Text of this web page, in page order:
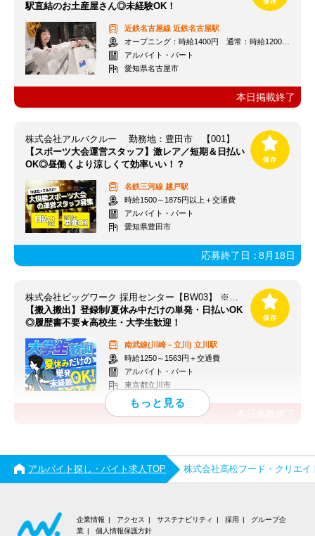
駅直結のお土産屋さん◎未経験OK！
近鉄名古屋線 近鉄名古屋駅
オープニング：時給1400円 通常：時給1200円～＋交通費全額支給
アルバイト・パート
愛知県名古屋市
本日掲載終了
株式会社アルバクルー 勤務地：豊田市 【001】
【スポーツ大会運営スタッフ】激レア／短期＆日払い
OK◎昼働くより涼しくて効率いい！？
名鉄三河線 越戸駅
時給1500～1875円以上＋交通費
アルバイト・パート
愛知県豊田市
応募終了日：8月18日
株式会社ビッグワーク 採用センター【BW03】 ※立川エリア
【搬入搬出】登録制/夏休み中だけの単発・日払いOK
◎履歴書不要★高校生・大学生歓迎！
南武線(川崎－立川) 立川駅
時給1250～1563円＋交通費
アルバイト・パート
東京都立川市
アルバイト探し・バイト求人TOP 株式会社高松フード・クリエ
企業情報 アクセス サステナビリティ 採用
グループ企
業
個人情報保護方針